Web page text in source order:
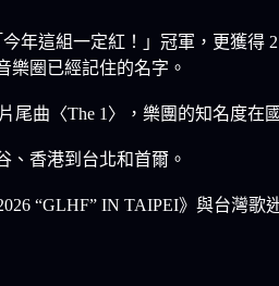
年這組一定紅！」冠軍，更獲
樂圈已經記住的名字。
曲〈The 1〉，樂團的知名度在
、香港到台北和首爾。
“GLHF” IN TAIPEI》與台灣